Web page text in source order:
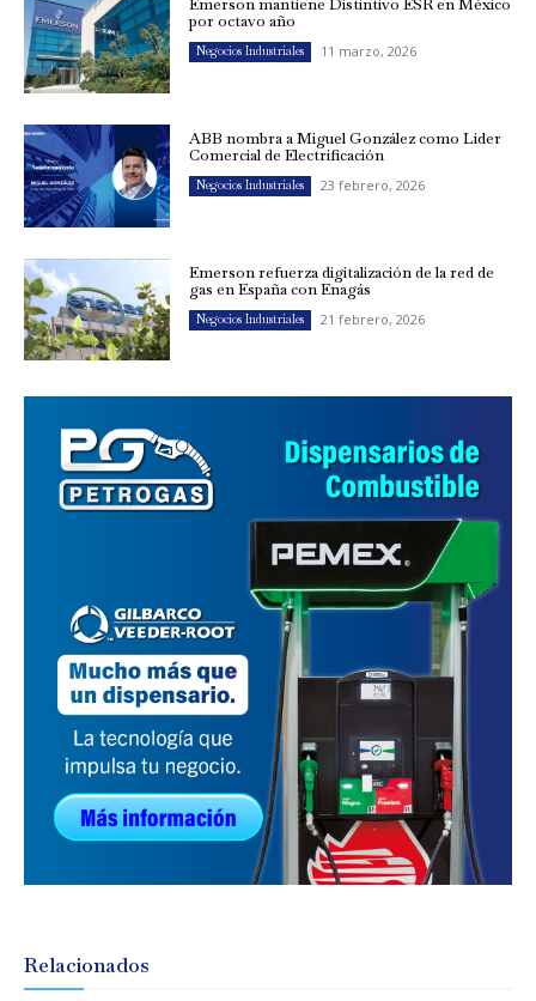
Emerson mantiene Distintivo ESR en México
por octavo año
Negocios Industriales 11 marzo, 2026
ABB nombra a Miguel González como Líder
Comercial de Electrificación
Negocios Industriales 23 febrero, 2026
Emerson refuerza digitalización de la red de
gas en España con Enagás
Negocios Industriales 21 febrero, 2026
Relacionados